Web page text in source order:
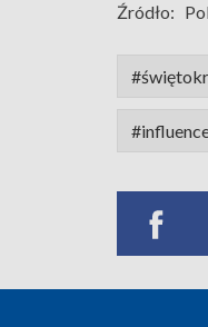
Źródło: